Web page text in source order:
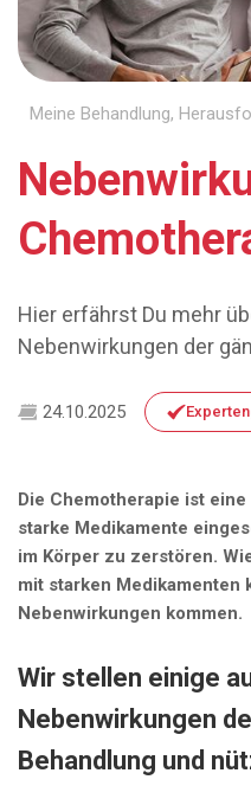
Meine Behandlung,
Hier erfährst Du mehr
Nebenwirkungen der
24.10.2025
Die Chemotherapie ist
starke Medikamente
im Körper zu zerstören.
mit starken Medikamenten
Nebenwirkungen kommen.
Wir stellen einige
Nebenwirkungen
Behandlung und